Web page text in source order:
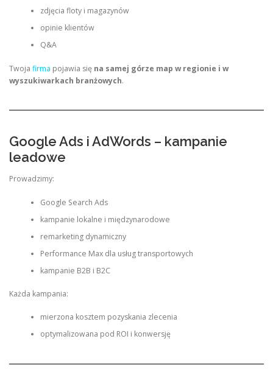
zdjęcia floty i magazynów
opinie klientów
Q&A
Twoja firma pojawia się na samej górze map w regionie i w
wyszukiwarkach branżowych.
Google Ads i AdWords – kampanie
leadowe
Prowadzimy:
Google Search Ads
kampanie lokalne i międzynarodowe
remarketing dynamiczny
Performance Max dla usług transportowych
kampanie B2B i B2C
Każda kampania:
mierzona kosztem pozyskania zlecenia
optymalizowana pod ROI i konwersję